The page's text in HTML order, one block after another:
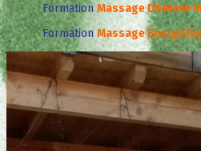
Formation Massage Détente
Formation Massage